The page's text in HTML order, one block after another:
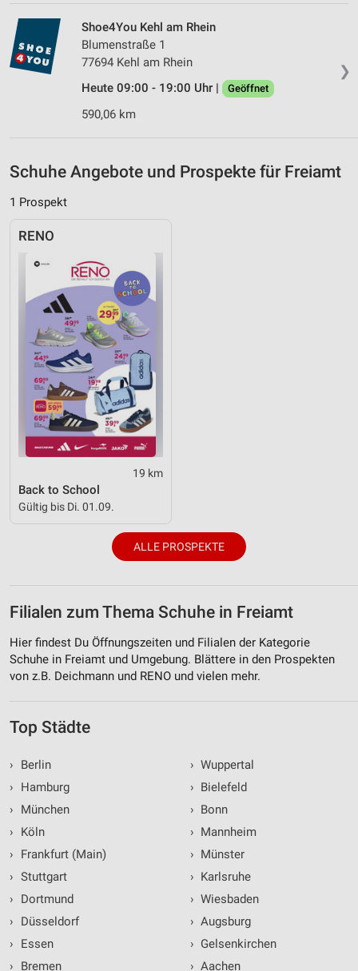
❯
Shoe4You Kehl am Rhein
Blumenstraße 1
77694 Kehl am Rhein
Heute 09:00 - 19:00 Uhr |
Geöffnet
590,06 km
Schuhe Angebote und Prospekte für Freiamt
1 Prospekt
RENO
19 km
Back to School
Gültig bis Di. 01.09.
ALLE PROSPEKTE
Filialen zum Thema Schuhe in Freiamt
Hier findest Du Öffnungszeiten und Filialen der Kategorie
Schuhe in Freiamt und Umgebung. Blättere in den Prospekten
von z.B. Deichmann und RENO und vielen mehr.
Top Städte
›
Berlin
›
Hamburg
›
München
›
Köln
›
Frankfurt (Main)
› Stuttgart
›
Dortmund
›
Düsseldorf
›
Essen
›
Bremen
› Wuppertal
› Bielefeld
› Bonn
› Mannheim
› Münster
› Karlsruhe
› Wiesbaden
› Augsburg
› Gelsenkirchen
› Aachen
Performance
Funktional